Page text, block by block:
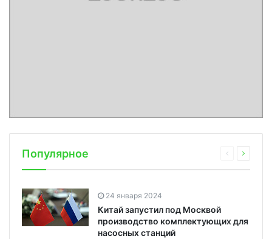
Популярное
24 января 2024
Китай запустил под Москвой
производство комплектующих для
насосных станций